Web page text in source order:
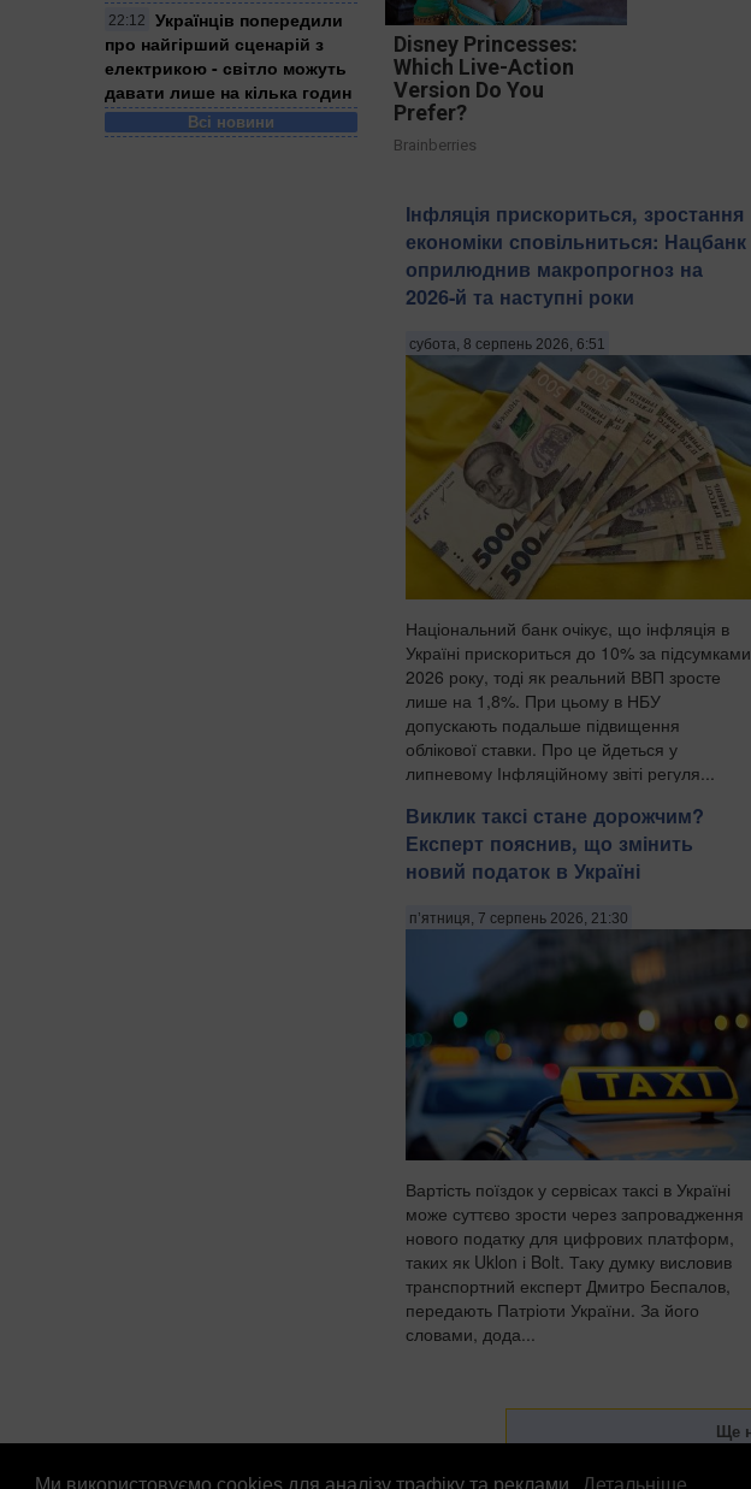
22:12
Українців попередили
про найгірший сценарій з
електрикою - світло можуть
давати лише на кілька годин
Всі новини
Disney Princesses:
Which Live-Action
Version Do You
Prefer?
Brainberries
Інфляція прискориться, зростання
економіки сповільниться: Нацбанк
оприлюднив макропрогноз на
2026-й та наступні роки
субота, 8 серпень 2026, 6:51
Національний банк очікує, що інфляція в
Україні прискориться до 10% за підсумками
2026 року, тоді як реальний ВВП зросте
лише на 1,8%. При цьому в НБУ
допускають подальше підвищення
облікової ставки. Про це йдеться у
липневому Інфляційному звіті регуля...
Виклик таксі стане дорожчим?
Експерт пояснив, що змінить
новий податок в Україні
п’ятниця, 7 серпень 2026, 21:30
Вартість поїздок у сервісах таксі в Україні
може суттєво зрости через запровадження
нового податку для цифрових платформ,
таких як Uklon і Bolt. Таку думку висловив
транспортний експерт Дмитро Беспалов,
передають Патріоти України. За його
словами, дода...